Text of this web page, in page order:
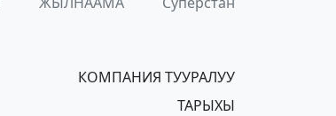
КОМПАНИЯ ТУУРАЛУУ
ТАРЫХЫ